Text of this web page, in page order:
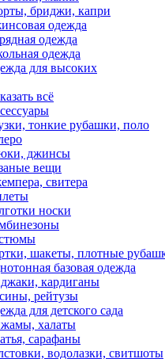
бриджи, капри
одежда
одежда
одежда
для высоких
всё
тонкие рубашки, поло
джинсы
вещи
свитера
носки
шакеты, плотные
базовая одежда
кардиганы
рейтузы
для детского сада
халаты
сарафаны
водолазки, свитшоты